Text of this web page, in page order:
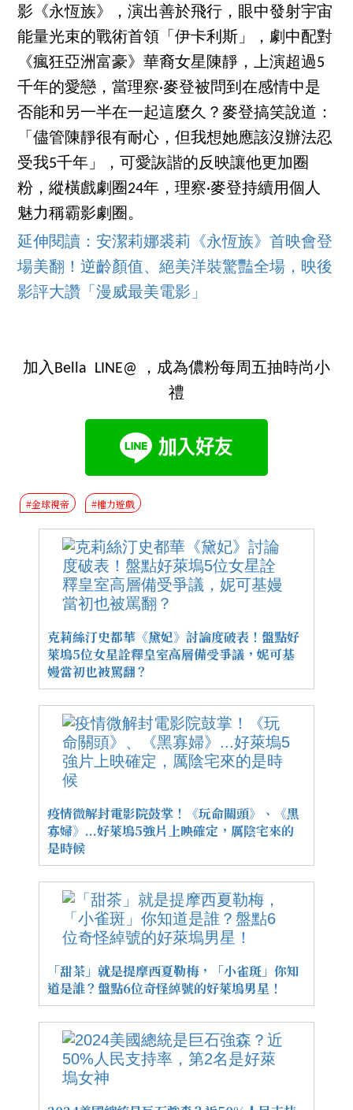
影《永恆族》，演出善於飛行，眼中發射宇宙
能量光束的戰術首領「伊卡利斯」，劇中配對
《瘋狂亞洲富豪》華裔女星陳靜，上演超過5
千年的愛戀，當理察·麥登被問到在感情中是
否能和另一半在一起這麼久？麥登搞笑說道：
「儘管陳靜很有耐心，但我想她應該沒辦法忍
受我5千年」，可愛詼諧的反映讓他更加圈
粉，縱橫戲劇圈24年，理察·麥登持續用個人
魅力稱霸影劇圈。
延伸閱讀：安潔莉娜裘莉《永恆族》首映會登
場美翻！逆齡顏值、絕美洋裝驚豔全場，映後
影評大讚「漫威最美電影」
加入Bella LINE@ ，成為儂粉每周五抽時尚小
禮
#金球視帝 #權力遊戲
克莉絲汀史都華《黛妃》討論度破表！盤點好
萊塢5位女星詮釋皇室高層備受爭議，妮可基
嫚當初也被罵翻？
疫情微解封電影院鼓掌！《玩命關頭》、《黑
寡婦》...好萊塢5強片上映確定，厲陰宅來的
是時候
「甜茶」就是提摩西夏勒梅，「小雀斑」你知
道是誰？盤點6位奇怪綽號的好萊塢男星！